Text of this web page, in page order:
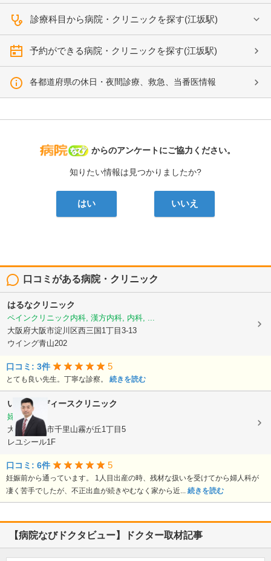
診療科目から病院・クリニックを探す(江坂駅)
予約ができる病院・クリニックを探す(江坂駅)
各都道府県の休日・夜間診療、救急、当番医情報
病院なび
からのアンケートにご協力ください。
知りたい情報は見つかりましたか?
はい いいえ
口コミがある病院・クリニック
はるなクリニック
ペインクリニック内科, 漢方内科, 内科, ...
大阪府大阪市淀川区西三国1丁目3-13
ウイング青山202
口コミ: 3件 5
とても良い先生。丁寧な診察。 続きを読む
いとうレディースクリニック
婦人科
大阪府吹田市千里山霧が丘1丁目5
レユシール1F
口コミ: 6件 5
妊娠前から通っています。 1人目出産の時、残材な扱いを受けてから婦人科が
凄く苦手でしたが、不正出血が続きやむなく家から近... 続きを読む
【病院なびドクタビュー】ドクター取材記事